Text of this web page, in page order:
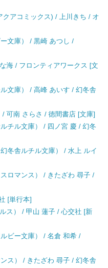
アコミックス) / 上川きち / オ
文庫） / 黒崎 あつし /
海 / フロンティアワークス [文
文庫） / 高峰 あいす / 幻冬舎
可南 さらさ / 徳間書店 [文庫]
チル文庫） / 四ノ宮 慶 / 幻冬
冬舎ルチル文庫） / 水上 ルイ
ロマンス） / きたざわ 尋子 /
[単行本]
ス） / 甲山 蓮子 / 心交社 [新
ビー文庫） / 名倉 和希 /
ス） / きたざわ 尋子 / 幻冬舎